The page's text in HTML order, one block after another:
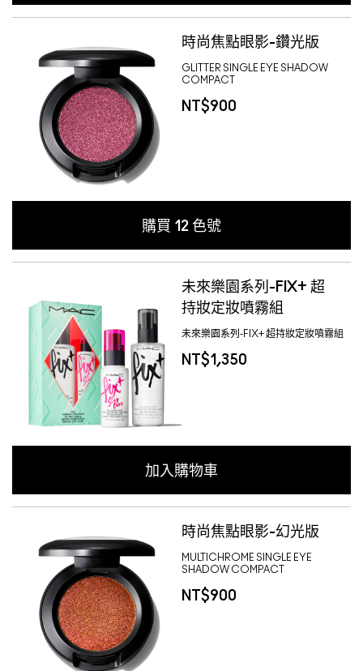
時尚焦點眼影-鑽光版
GLITTER SINGLE EYE SHADOW
COMPACT
NT$900
購買 12 色號
未來樂園系列-FIX+ 超
持妝定妝噴霧組
未來樂園系列-FIX+ 超持妝定妝噴霧組
NT$1,350
加入購物車
時尚焦點眼影-幻光版
MULTICHROME SINGLE EYE
SHADOW COMPACT
NT$900